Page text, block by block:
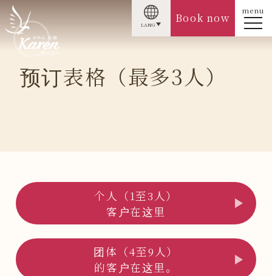
menu
Book now
LANG
预订表格（最多3人）
个人（1至3人）
客户在这里
团体（4至9人）
的客户在这里。